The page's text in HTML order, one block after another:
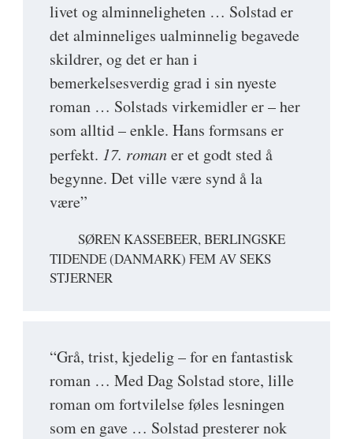
livet og alminneligheten … Solstad er
det alminneliges ualminnelig begavede
skildrer, og det er han i
bemerkelsesverdig grad i sin nyeste
roman … Solstads virkemidler er – her
som alltid – enkle. Hans formsans er
perfekt. 17. romaner et godt sted å
begynne. Det ville være synd å la
være”
SØREN KASSEBEER, BERLINGSKE
TIDENDE (DANMARK) FEM AV SEKS
STJERNER
“Grå, trist, kjedelig – for en fantastisk
roman … Med Dag Solstad store, lille
roman om fortvilelse føles lesningen
som en gave … Solstad presterer nok